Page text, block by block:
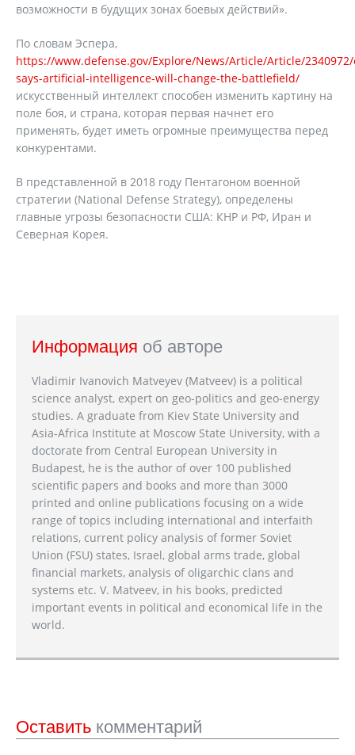
возможности в будущих зонах боевых действий».
По словам Эспера,
https://www.defense.gov/Explore/News/Article/Article/
says-artificial-intelligence-will-change-the-battlefield/
искусственный интеллект способен изменить картину на
поле боя, и страна, которая первая начнет его
применять, будет иметь огромные преимущества перед
конкурентами.
В представленной в 2018 году Пентагоном военной
стратегии (National Defense Strategy), определены
главные угрозы безопасности США: КНР и РФ, Иран и
Северная Корея.
Информация об авторе
Vladimir Ivanovich Matveyev (Matveev) is a political
science analyst, expert on geo-politics and geo-energy
studies. A graduate from Kiev State University and
Asia-Africa Institute at Moscow State University, with a
doctorate from Central European University in
Budapest, he is the author of over 100 published
scientific papers and books and more than 3000
printed and online publications focusing on a wide
range of topics including international and interfaith
relations, current policy analysis of former Soviet
Union (FSU) states, Israel, global arms trade, global
financial markets, analysis of oligarchic clans and
systems etc. V. Matveev, in his books, predicted
important events in political and economical life in the
world.
Оставить комментарий